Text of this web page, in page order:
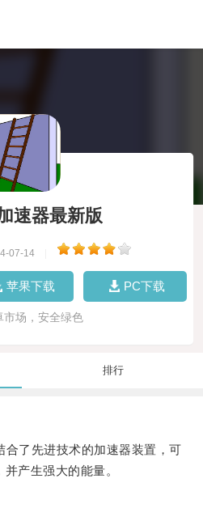
速器最新版
07-14
苹果下载 PC下载
市场，安全绿色
排行
了先进技术的加速器装置，可
产生强大的能量。